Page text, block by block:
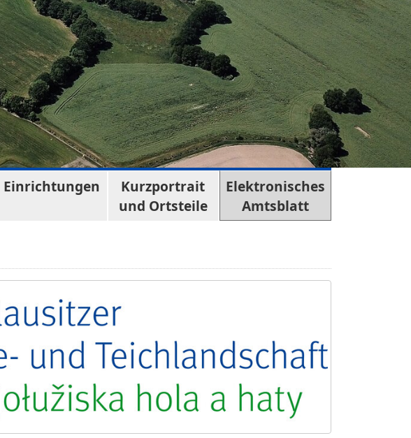
Einrichtungen
Kurzportrait
und Ortsteile
Elektronisches
Amtsblatt